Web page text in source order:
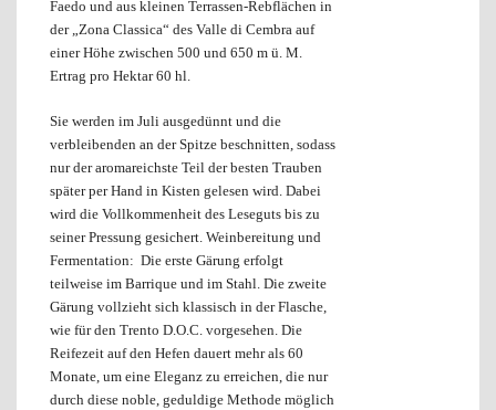
Faedo und aus kleinen Terrassen-Rebflächen in
der „Zona Classica“ des Valle di Cembra auf
einer Höhe zwischen 500 und 650 m ü. M.
Ertrag pro Hektar 60 hl.
Sie werden im Juli ausgedünnt und die
verbleibenden an der Spitze beschnitten, sodass
nur der aromareichste Teil der besten Trauben
später per Hand in Kisten gelesen wird. Dabei
wird die Vollkommenheit des Leseguts bis zu
seiner Pressung gesichert. Weinbereitung und
Fermentation: Die erste Gärung erfolgt
teilweise im Barrique und im Stahl. Die zweite
Gärung vollzieht sich klassisch in der Flasche,
wie für den Trento D.O.C. vorgesehen. Die
Reifezeit auf den Hefen dauert mehr als 60
Monate, um eine Eleganz zu erreichen, die nur
durch diese noble, geduldige Methode möglich